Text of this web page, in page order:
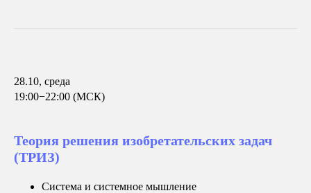
28.10, среда
19:00−22:00 (МСК)
Теория решения изобретательских задач
(ТРИЗ)
Система и системное мышление